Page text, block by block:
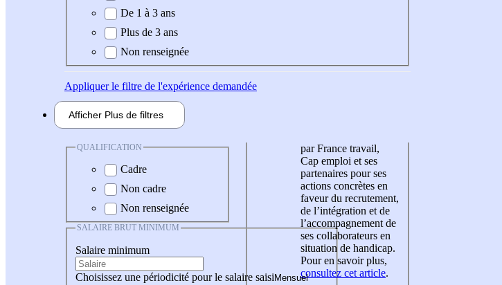
De 1 à 3 ans
Plus de 3 ans
Non renseignée
Appliquerle filtre de l'expérience demandée
Afficher Plus de filtres
QUALIFICATION
Cadre
Non cadre
Non renseignée
SALAIRE BRUT MINIMUM
Salaire minimum
Choisissez une périodicité pour le salaire saisi
par France travail,
Cap emploi et ses
partenaires pour ses
actions concrètes en
faveur du recrutement,
de l’intégration et de
l’accompagnement de
ses collaborateurs en
situation de handicap.
Pour en savoir plus,
consultez cet article.